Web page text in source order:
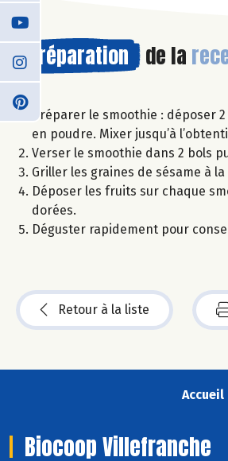
Préparation de la
Préparer le smoothie : déposer
en poudre. Mixer jusqu’à
Verser le smoothie dans 2 bols
Griller les graines de sésame à
Déposer les fruits sur chaque
dorées.
Déguster rapidement pour
Retour à la liste
Accueil
Biocoop Villefranche